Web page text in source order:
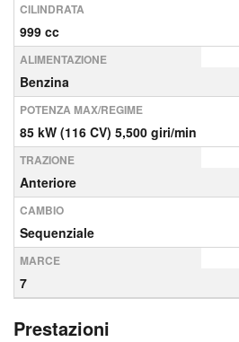
CILINDRATA
999 cc
ALIMENTAZIONE
Benzina
POTENZA MAX/REGIME
85 kW (116 CV) 5,500 giri/min
TRAZIONE
Anteriore
CAMBIO
Sequenziale
MARCE
7
Prestazioni